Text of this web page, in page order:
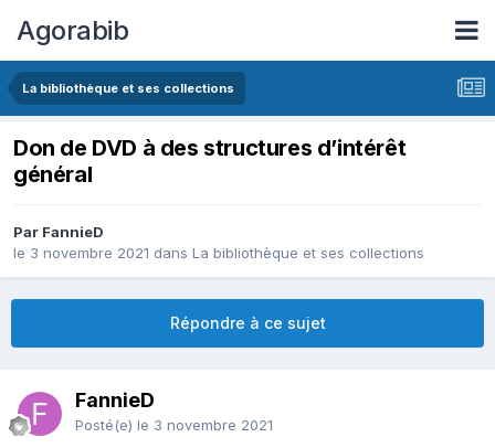
Agorabib
La bibliothèque et ses collections
Don de DVD à des structures d’intérêt
général
Par FannieD
le 3 novembre 2021 dans La bibliothèque et ses collections
Répondre à ce sujet
FannieD
Posté(e) le 3 novembre 2021